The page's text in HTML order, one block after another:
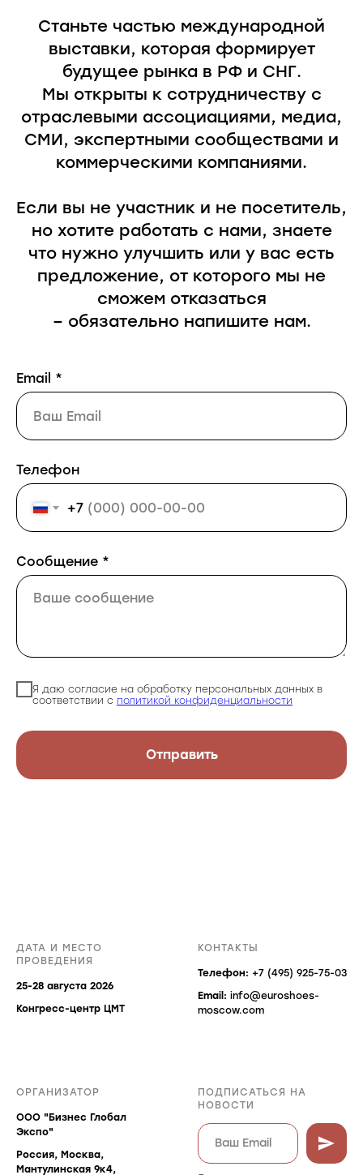
Станьте частью международной
выставки, которая формирует
будущее рынка в РФ и СНГ.
Мы открыты к сотрудничеству с
отраслевыми ассоциациями, медиа,
СМИ, экспертными сообществами и
коммерческими компаниями.
Если вы не участник и не посетитель,
но хотите работать с нами, знаете
что нужно улучшить или у вас есть
предложение, от которого мы не
сможем отказаться
– обязательно напишите нам.
Email *
Телефон
+7
Сообщение *
Я даю согласие на обработку персональных данных в
соответствии с политикой конфиденциальности
Отправить
ДАТА И МЕСТО
ПРОВЕДЕНИЯ
25-28 августа 2026
Конгресс-центр ЦМТ
КОНТАКТЫ
Телефон: +7 (495) 925-75-03
Email: info@euroshoes-
moscow.com
ОРГАНИЗАТОР
ООО "Бизнес Глобал
Экспо"
Россия, Москва,
Мантулинская 9к4,
ПОДПИСАТЬСЯ НА
НОВОСТИ